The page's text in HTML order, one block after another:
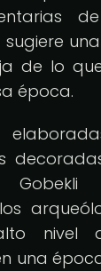
de lo
época.
nivel
una